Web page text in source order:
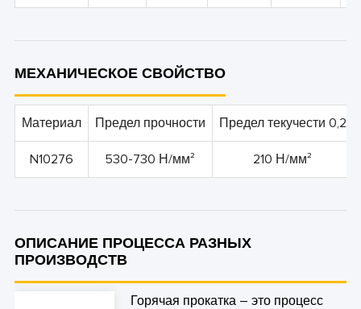
МЕХАНИЧЕСКОЕ СВОЙСТВО
Материал Предел прочности Предел текучести 0,2
N10276 530-730 Н/мм² 210 Н/мм²
ОПИСАНИЕ ПРОЦЕССА РАЗНЫХ
ПРОИЗВОДСТВ
Горячая прокатка – это процесс